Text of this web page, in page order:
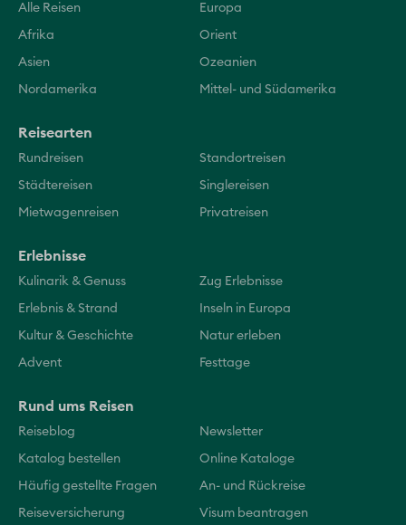
Alle Reisen Europa
Afrika Orient
Asien Ozeanien
Nordamerika Mittel- und Südamerika
Reisearten
Rundreisen Standortreisen
Städtereisen Singlereisen
Mietwagenreisen Privatreisen
Erlebnisse
Kulinarik & Genuss Zug Erlebnisse
Erlebnis & Strand Inseln in Europa
Kultur & Geschichte Natur erleben
Advent Festtage
Rund ums Reisen
Reiseblog Newsletter
Katalog bestellen Online Kataloge
Häufig gestellte Fragen An- und Rückreise
Reiseversicherung Visum beantragen